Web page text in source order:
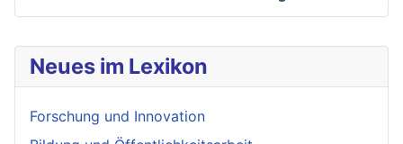
Neues im Lexikon
Forschung und Innovation